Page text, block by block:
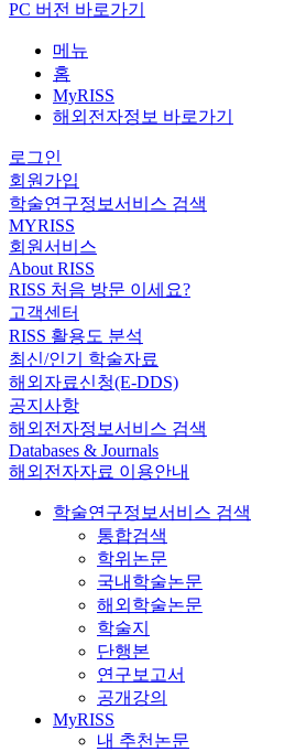
PC 버전 바로가기
메뉴
홈
MyRISS
해외전자정보 바로가기
로그인
회원가입
학술연구정보서비스 검색
MYRISS
회원서비스
About RISS
RISS 처음 방문 이세요?
고객센터
RISS 활용도 분석
최신/인기 학술자료
해외자료신청(E-DDS)
공지사항
해외전자정보서비스 검색
Databases & Journals
해외전자자료 이용안내
학술연구정보서비스 검색
통합검색
학위논문
국내학술논문
해외학술논문
학술지
단행본
연구보고서
공개강의
MyRISS
내 추천논문